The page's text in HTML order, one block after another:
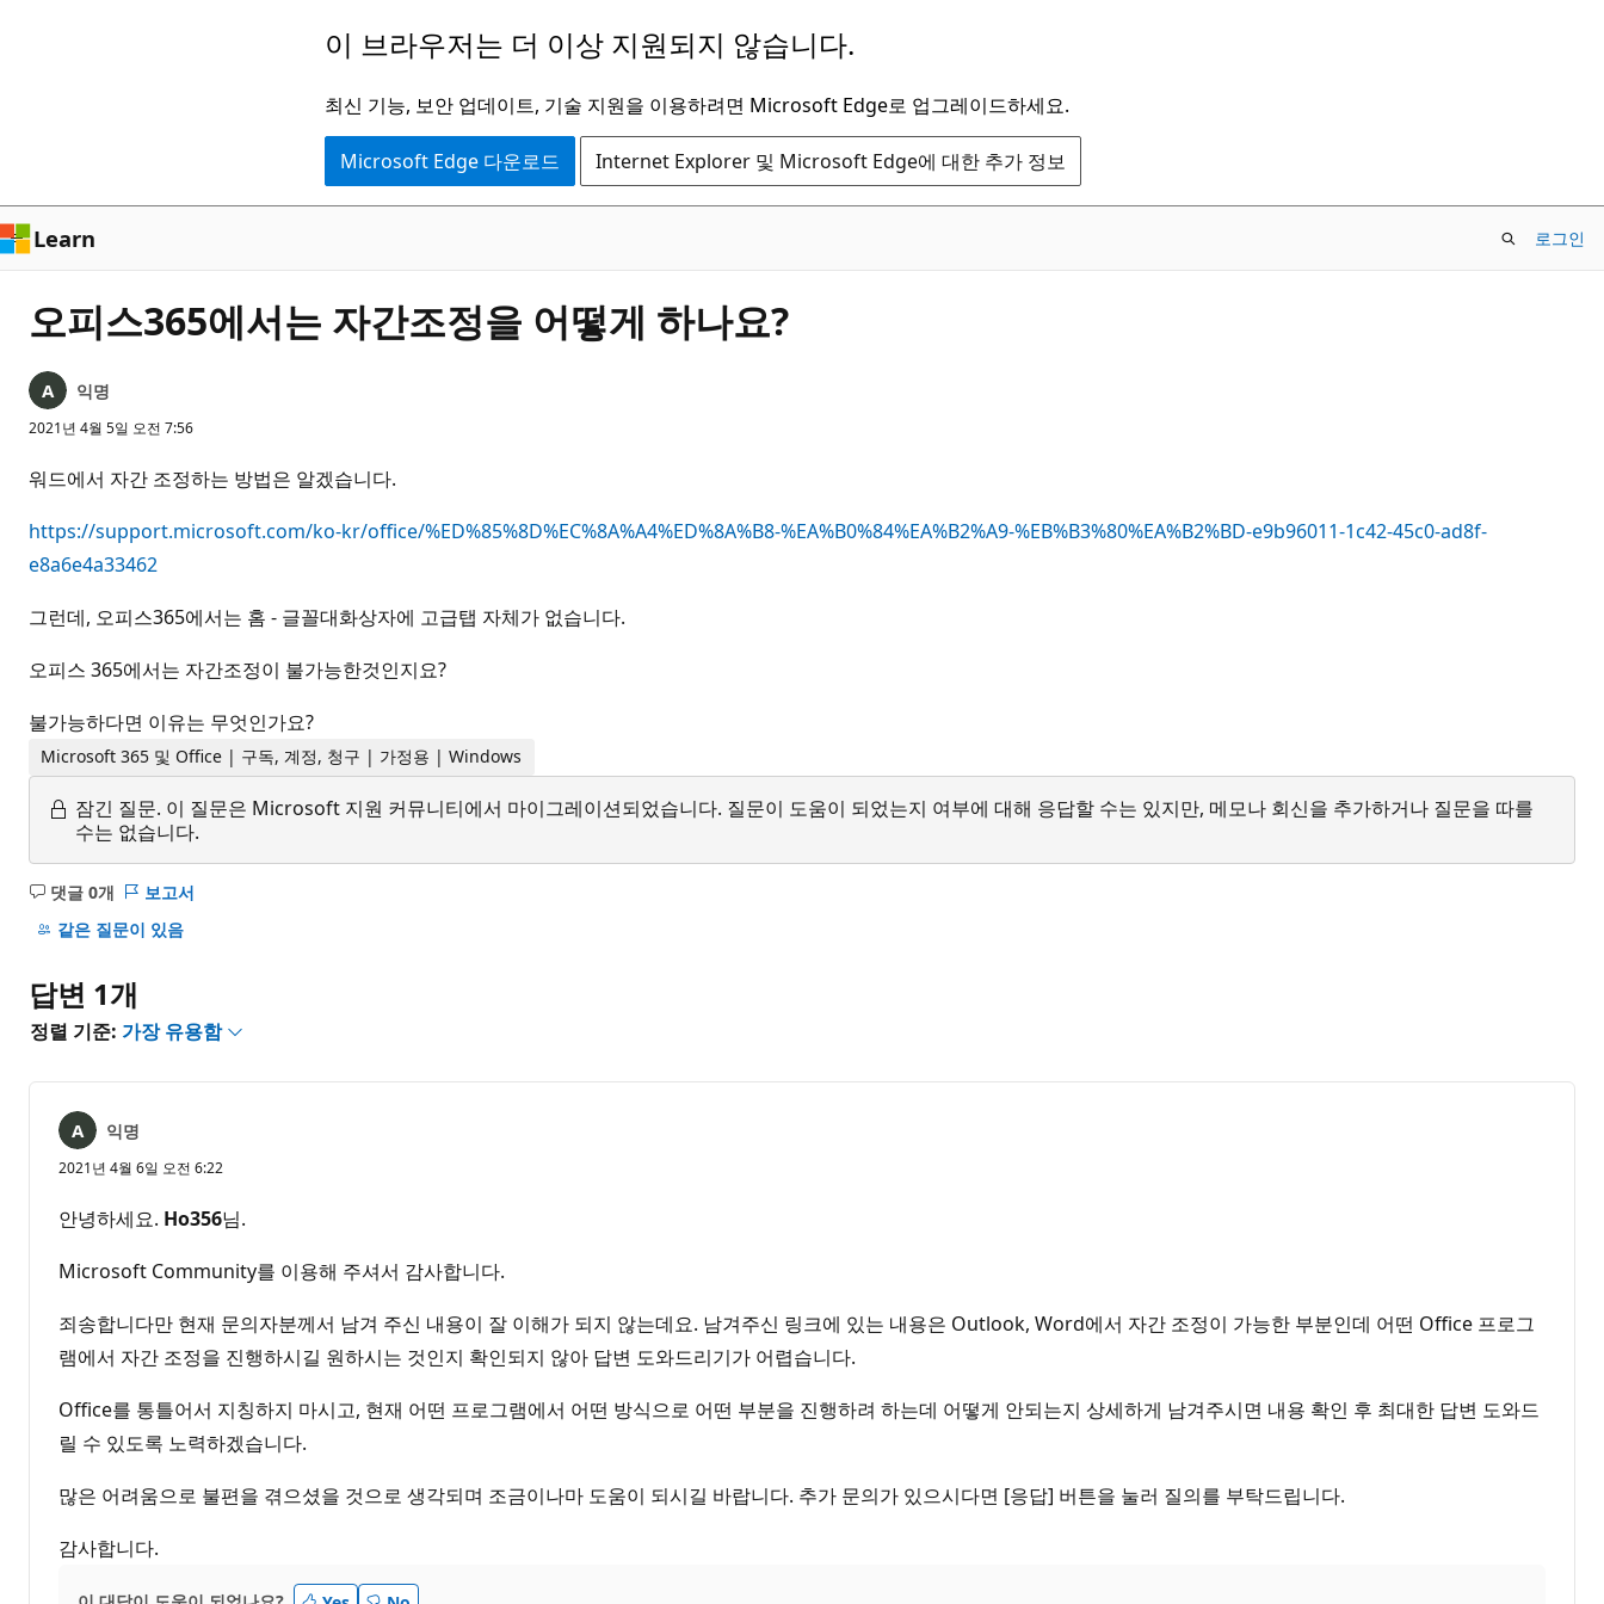
로
건
너
기
이 브라우저는 더 이상 지원되지 않습니다.
최신 기능, 보안 업데이트, 기술 지원을 이용하려면 Microsoft Edge로 업그레이드하세요.
Microsoft Edge 다운로드 Internet Explorer 및 Microsoft Edge에 대한 추가 정보
Learn 로그인
오피스365에서는 자간조정을 어떻게 하나요?
익명
2021년 4월 5일 오전 7:56
워드에서 자간 조정하는 방법은 알겠습니다.
https://support.microsoft.com/ko-kr/office/%ED%85%8D%EC%8A%A4%ED%8A%B8-%EA%B0%84%EA%B2%A9-%EB%B3%80%EA%B2%BD-e9b96011-1c42-45c0-ad8f-
e8a6e4a33462
그런데, 오피스365에서는 홈 - 글꼴대화상자에 고급탭 자체가 없습니다.
오피스 365에서는 자간조정이 불가능한것인지요?
불가능하다면 이유는 무엇인가요?
Microsoft 365 및 Office | 구독, 계정, 청구 | 가정용 | Windows
잠긴 질문. 이 질문은 Microsoft 지원 커뮤니티에서 마이그레이션되었습니다. 질문이 도움이 되었는지 여부에 대해 응답할 수는 있지만, 메모나 회신을 추가하거나 질문을 따를
수는 없습니다.
댓글 0개
설
명
음
보고서
같은 질문이 있음
답변 1개
정렬 기준: 가장 유용함
익명
2021년 4월 6일 오전 6:22
안녕하세요. Ho356님.
Microsoft Community를 이용해 주셔서 감사합니다.
죄송합니다만 현재 문의자분께서 남겨 주신 내용이 잘 이해가 되지 않는데요. 남겨주신 링크에 있는 내용은 Outlook, Word에서 자간 조정이 가능한 부분인데 어떤 Office 프로그
램에서 자간 조정을 진행하시길 원하시는 것인지 확인되지 않아 답변 도와드리기가 어렵습니다.
Office를 통틀어서 지칭하지 마시고, 현재 어떤 프로그램에서 어떤 방식으로 어떤 부분을 진행하려 하는데 어떻게 안되는지 상세하게 남겨주시면 내용 확인 후 최대한 답변 도와드
릴 수 있도록 노력하겠습니다.
많은 어려움으로 불편을 겪으셨을 것으로 생각되며 조금이나마 도움이 되시길 바랍니다. 추가 문의가 있으시다면 [응답] 버튼을 눌러 질의를 부탁드립니다.
감사합니다.